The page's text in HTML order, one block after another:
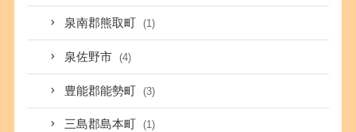
泉南郡熊取町 (1)
泉佐野市 (4)
豊能郡能勢町 (3)
三島郡島本町 (1)